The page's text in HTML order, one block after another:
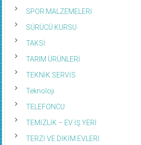
SPOR MALZEMELERİ
SÜRÜCÜ KURSU
TAKSİ
TARIM ÜRÜNLERİ
TEKNİK SERVİS
Teknoloji
TELEFONCU
TEMİZLİK – EV İŞ YERİ
TERZİ VE DİKİM EVLERİ